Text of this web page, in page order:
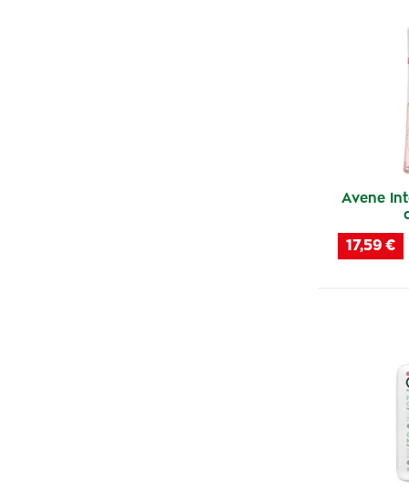
Avene
17,59 €